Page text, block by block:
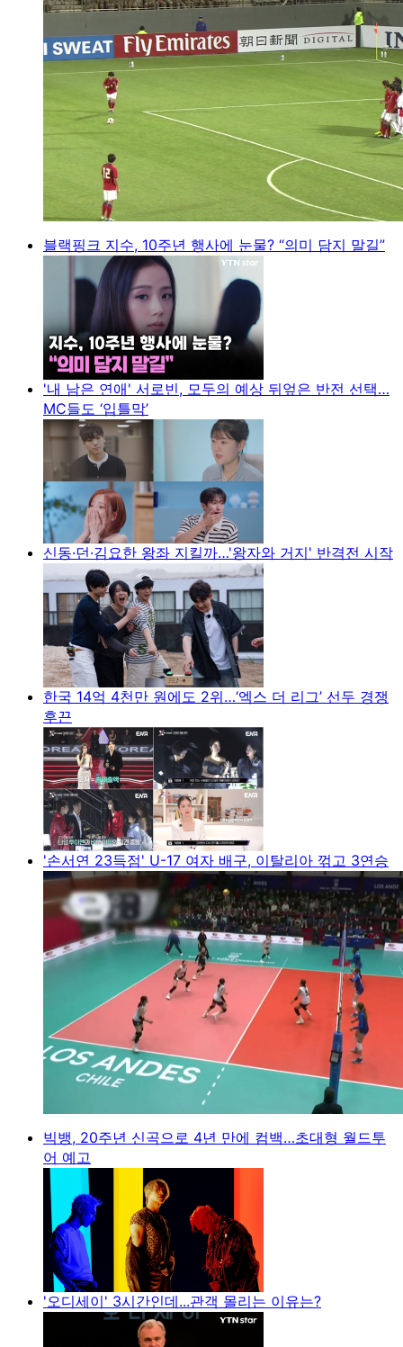
블랙핑크 지수, 10주년 행사에 눈물? “의미 담지 말길”
'내 남은 연애' 서로빈, 모두의 예상 뒤엎은 반전 선택…
MC들도 ‘입틀막’
신동·던·김요한 왕좌 지킬까…'왕자와 거지' 반격전 시작
한국 14억 4천만 원에도 2위…‘엑스 더 리그’ 선두 경쟁
후끈
'손서연 23득점' U-17 여자 배구, 이탈리아 꺾고 3연승
빅뱅, 20주년 신곡으로 4년 만에 컴백…초대형 월드투
어 예고
'오디세이' 3시간인데...관객 몰리는 이유는?